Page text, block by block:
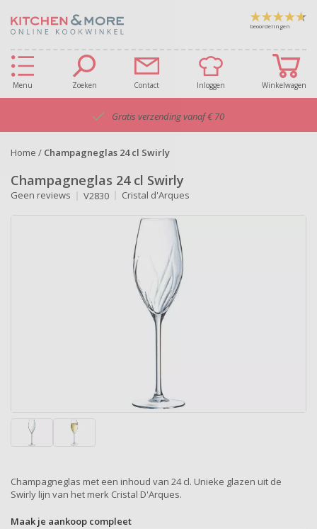
beoordelingen
Menu Zoeken Contact Inloggen Winkelwagen
Gratis verzending vanaf € 70
Home / Champagneglas 24 cl Swirly
Champagneglas 24 cl Swirly
Geen reviews V2830 Cristal d'Arques
Champagneglas met een inhoud van 24 cl. Unieke glazen uit de
Swirly lijn van het merk Cristal D'Arques.
Maak je aankoop compleet